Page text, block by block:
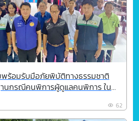
พร้อมรับมือภัยพิบัติทางธรรมชาติ
นกรณีคนพิการผู้ดูแลคนพิการ ใน
62